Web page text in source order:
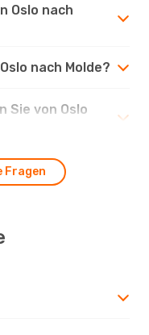
Oslo nach
nach Molde?
Sie von Oslo
Fragen